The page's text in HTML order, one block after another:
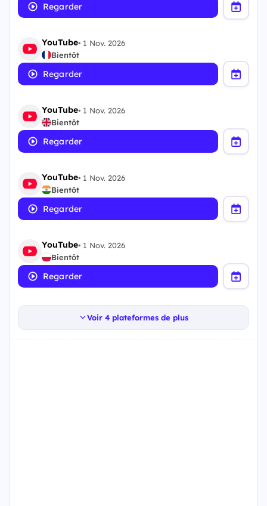
Regarder
YouTube• 1 Nov. 2026
Bientôt
Regarder
YouTube• 1 Nov. 2026
Bientôt
Regarder
YouTube• 1 Nov. 2026
Bientôt
Regarder
YouTube• 1 Nov. 2026
Bientôt
Regarder
Voir 4 plateformes de plus